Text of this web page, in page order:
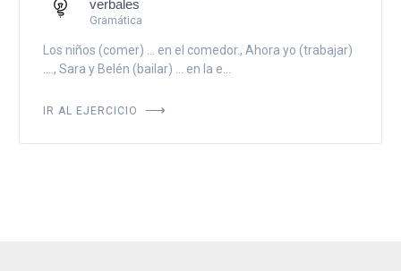
verbales
Gramática
Los niños (comer) ... en el comedor., Ahora yo (trabajar)
...., Sara y Belén (bailar) ... en la e...
IR AL EJERCICIO